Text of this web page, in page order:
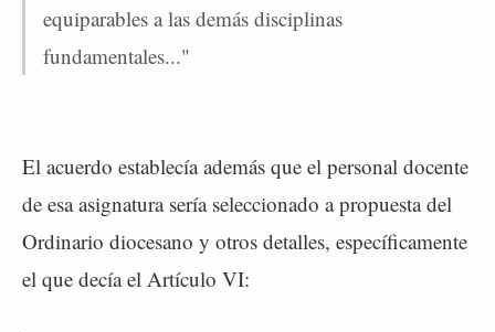
equiparables a las demás disciplinas
fundamentales..."
El acuerdo establecía además que el personal docente
de esa asignatura sería seleccionado a propuesta del
Ordinario diocesano y otros detalles, específicamente
el que decía el Artículo VI: